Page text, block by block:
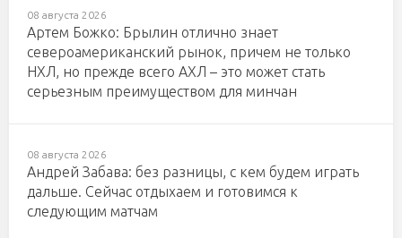
08 августа 2026
Артем Божко: Брылин отлично знает
североамериканский рынок, причем не только
НХЛ, но прежде всего АХЛ – это может стать
серьезным преимуществом для минчан
08 августа 2026
Андрей Забава: без разницы, с кем будем играть
дальше. Сейчас отдыхаем и готовимся к
следующим матчам